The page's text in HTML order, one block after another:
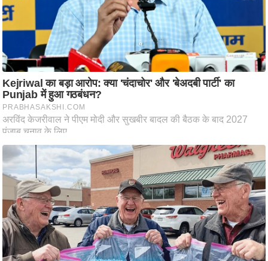
त्रा
रि
श
न
शि
प
रा
नी
ति
वि
श्ले
ष
ण
स